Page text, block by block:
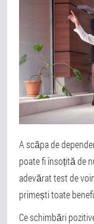
A scăpa de
poate fi însoțită de
adevărat test de
primești toate
Ce schimbări